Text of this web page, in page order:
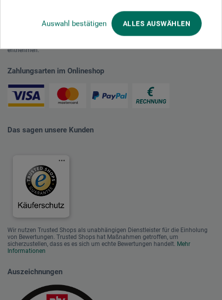
Auswahl bestätigen ALLES AUSWÄHLEN
Mit diesem Logo möchten wir zeigen, dass wir Kunde bei Der Grüne Punkt –
Duales System Deutschland GmbH sind und unsere Verkaufsverpackungen
für Deutschland am dualen System Der Grüne Punkt beteiligen.
entnehmen.
Zahlungsarten im Onlineshop
Das sagen unsere Kunden
Wir nutzen Trusted Shops als unabhängigen Dienstleister für die Einholung
von Bewertungen. Trusted Shops hat Maßnahmen getroffen, um
sicherzustellen, dass es es sich um echte Bewertungen handelt. Mehr
Informationen
Auszeichnungen